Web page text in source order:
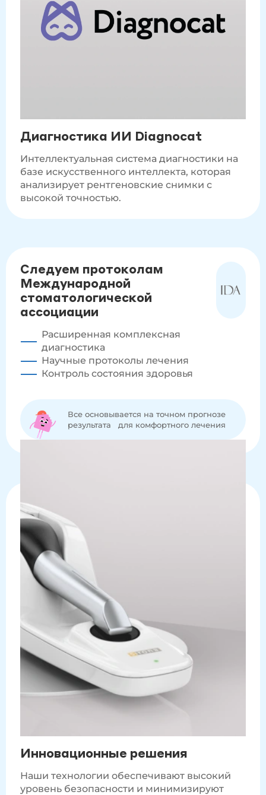
Диагностика ИИ Diagnocat
Интеллектуальная система диагностики на
базе искусственного интеллекта, которая
анализирует рентгеновские снимки с
высокой точностью.
Следуем протоколам
Международной
стоматологической
ассоциации
Расширенная комплексная
диагностика
Научные протоколы лечения
Контроль состояния здоровья
Все основывается на точном прогнозе
результата для комфортного лечения
Инновационные решения
Наши технологии обеспечивают высокий
уровень безопасности и минимизируют